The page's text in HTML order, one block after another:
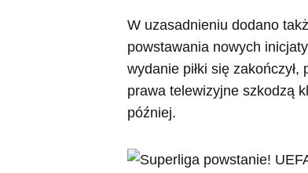
W uzasadnieniu dodano
powstawania nowych
wydanie piłki się
prawa telewizyjne szkodzą
później.